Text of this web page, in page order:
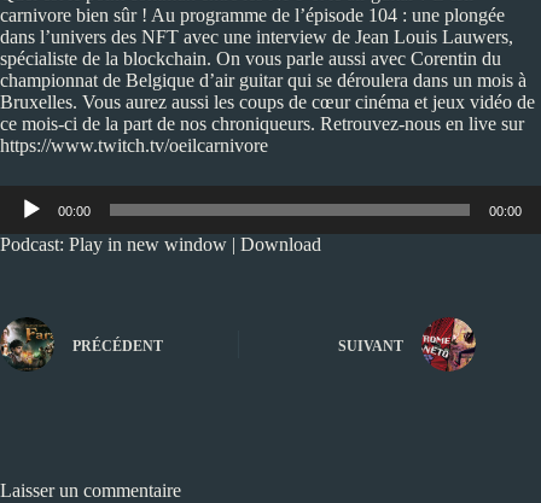
carnivore bien sûr ! Au programme de l’épisode 104 : une plongée
dans l’univers des NFT avec une interview de Jean Louis Lauwers,
spécialiste de la blockchain. On vous parle aussi avec Corentin du
championnat de Belgique d’air guitar qui se déroulera dans un mois à
Bruxelles. Vous aurez aussi les coups de cœur cinéma et jeux vidéo de
ce mois-ci de la part de nos chroniqueurs. Retrouvez-nous en live sur
https://www.twitch.tv/oeilcarnivore
Lecteur
audio
00:00 00:00
Podcast: Play in new window | Download
PRÉCÉDENT SUIVANT
Laisser un commentaire